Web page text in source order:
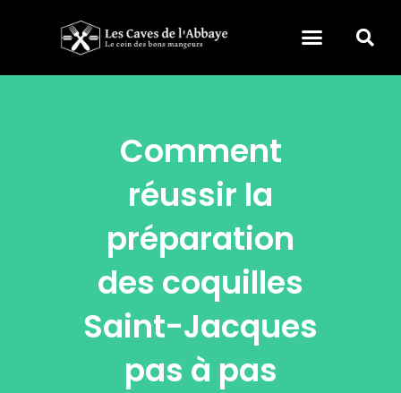
Comment
réussir la
préparation
des coquilles
Saint-Jacques
pas à pas